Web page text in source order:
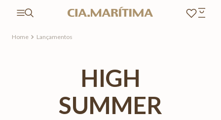
Lançamentos
HIGH
SUMMER